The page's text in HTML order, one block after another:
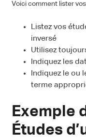
Voici comment lister
Listez vos
inversé
Utilisez
Indiquez les
Indiquez le ou
terme
Exemple
Études